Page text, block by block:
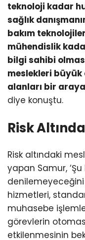
teknoloji kadar
sağlık
bakım
mühendislik
bilgi sahibi
meslekleri büyük
alanları bir
diye konuştu.
Risk
Risk altındaki
yapan Samur,
hizmetleri,
muhasebe
görevlerin
etkilenmesinin